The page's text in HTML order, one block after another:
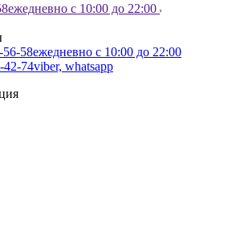
ежедневно с 10:00 до 22:00
56-58ежедневно с 10:00 до 22:00
42-74viber, whatsapp